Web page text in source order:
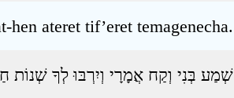
hen ateret tif’eret temagenecha.
שְׁמַע בְּנִי וְקַח אֲמָרָי וְיִרְבּוּ לְךָ שְׁנוֹת